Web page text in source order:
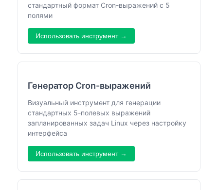
стандартный формат Cron-выражений с 5
полями
Использовать инструмент →
Генератор Cron-выражений
Визуальный инструмент для генерации
стандартных 5-полевых выражений
запланированных задач Linux через настройку
интерфейса
Использовать инструмент →